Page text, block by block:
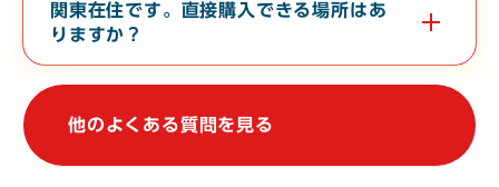
関東在住です。直接購入できる場所はあ
りますか？
関東地方で常時販売している店舗はございませんが、不定期で上
野駅や大宮駅での物産展に出店しております。催事等の情報は、
他のよくある質問を見る